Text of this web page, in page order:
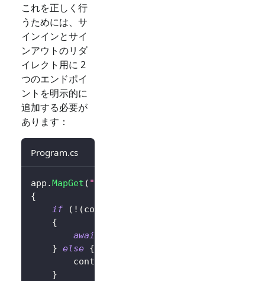
これを正しく行
うためには、サ
インインとサイ
ンアウトのリダ
イレクト用に 2
つのエンドポイ
ントを明示的に
追加する必要が
あります：
Program.cs
app .MapGet ( "/SignIn"
{
if
( ! (context
{
await
} else {
        context
}